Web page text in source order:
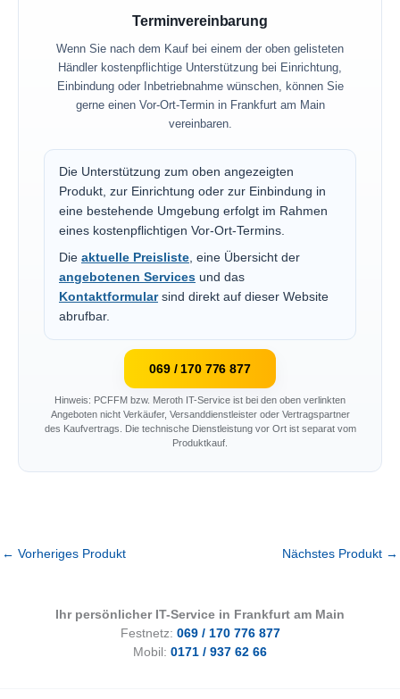
Terminvereinbarung
Wenn Sie nach dem Kauf bei einem der oben gelisteten
Händler kostenpflichtige Unterstützung bei Einrichtung,
Einbindung oder Inbetriebnahme wünschen, können Sie
gerne einen Vor-Ort-Termin in Frankfurt am Main
vereinbaren.
Die Unterstützung zum oben angezeigten
Produkt, zur Einrichtung oder zur Einbindung in
eine bestehende Umgebung erfolgt im Rahmen
eines kostenpflichtigen Vor-Ort-Termins.
Die aktuelle Preisliste , eine Übersicht der
angebotenen Services und das
Kontaktformularsind direkt auf dieser Website
abrufbar.
069 / 170 776 877
Hinweis: PCFFM bzw. Meroth IT-Service ist bei den oben verlinkten
Angeboten nicht Verkäufer, Versanddienstleister oder Vertragspartner
des Kaufvertrags. Die technische Dienstleistung vor Ort ist separat vom
Produktkauf.
← Vorheriges Produkt Nächstes Produkt →
Ihr persönlicher IT-Service in Frankfurt am Main
Festnetz: 069 / 170 776 877
Mobil: 0171 / 937 62 66